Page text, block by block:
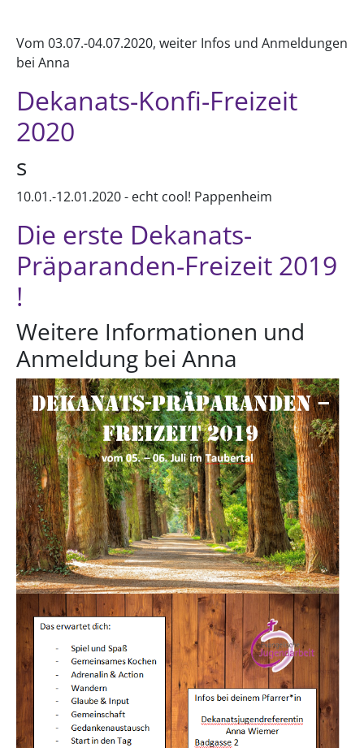
Vom 03.07.-04.07.2020, weiter Infos und Anmeldungen
bei Anna
Dekanats-Konfi-Freizeit
2020
s
10.01.-12.01.2020 - echt cool! Pappenheim
Die erste Dekanats-
Präparanden-Freizeit 2019
!
Weitere Informationen und
Anmeldung bei Anna